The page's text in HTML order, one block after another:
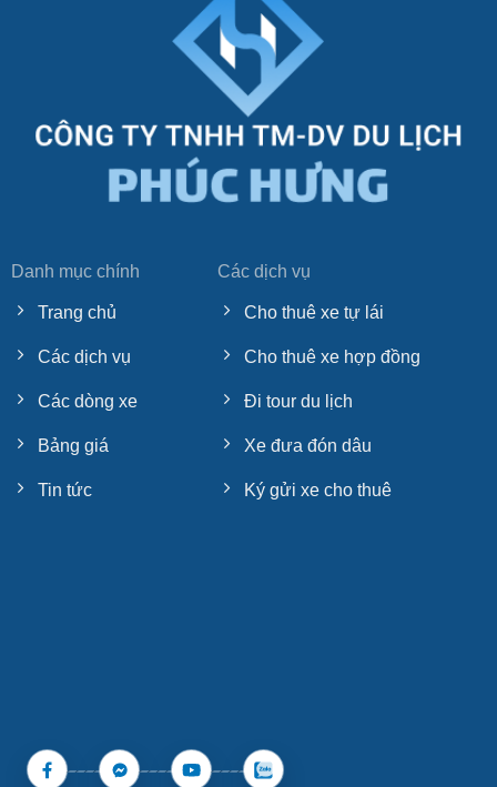
Danh mục chính
Trang chủ
Các dịch vụ
Các dòng xe
Bảng giá
Tin tức
Các dịch vụ
Cho thuê xe tự lái
Cho thuê xe hợp đồng
Đi tour du lịch
Xe đưa đón dâu
Ký gửi xe cho thuê